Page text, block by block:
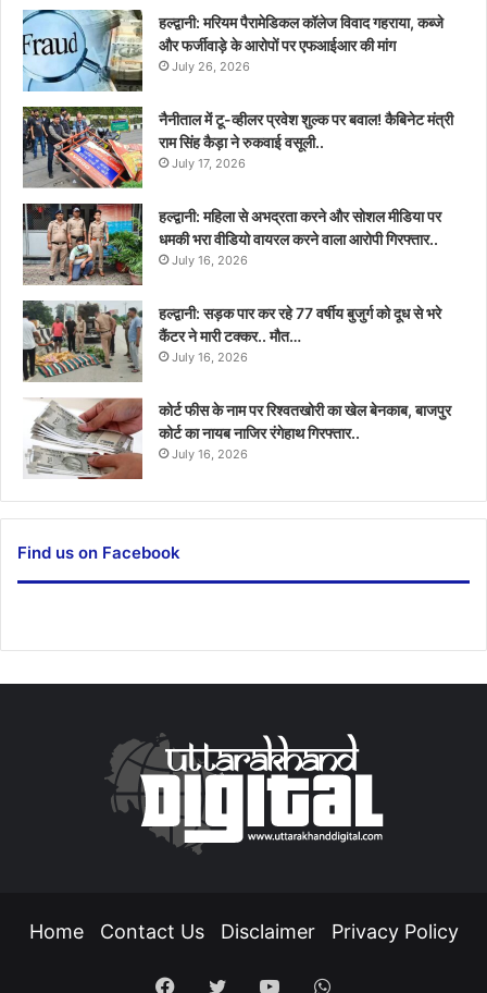
हल्द्वानी: मरियम पैरामेडिकल कॉलेज विवाद गहराया, कब्जे
और फर्जीवाड़े के आरोपों पर एफआईआर की मांग
July 26, 2026
नैनीताल में टू-व्हीलर प्रवेश शुल्क पर बवाल! कैबिनेट मंत्री
राम सिंह कैड़ा ने रुकवाई वसूली..
July 17, 2026
हल्द्वानी: महिला से अभद्रता करने और सोशल मीडिया पर
धमकी भरा वीडियो वायरल करने वाला आरोपी गिरफ्तार..
July 16, 2026
हल्द्वानी: सड़क पार कर रहे 77 वर्षीय बुजुर्ग को दूध से भरे
कैंटर ने मारी टक्कर.. मौत…
July 16, 2026
कोर्ट फीस के नाम पर रिश्वतखोरी का खेल बेनकाब, बाजपुर
कोर्ट का नायब नाजिर रंगेहाथ गिरफ्तार..
July 16, 2026
Find us on Facebook
Home Contact Us Disclaimer Privacy Policy
Facebook
TwitterYouTubeWhatsApp